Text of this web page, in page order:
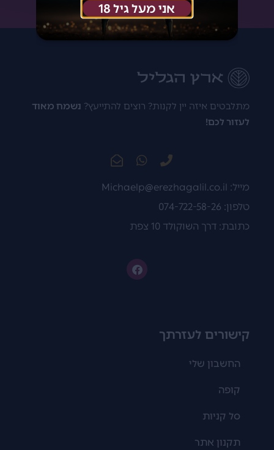
מתלבטים איזה יין לקנות? רוצים להתייעץ? נשמח מאוד
לעזור לכם!
מייל: Michaelp@erezhagalil.co.il
טלפון: 074-722-58-26
כתובת: דרך השוקולד 10 צפת
קישורים לעזרתך
החשבון שלי
קופה
סל קניות
תקנון אתר
אני מעל גיל 18